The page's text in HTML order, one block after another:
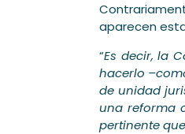
aparecen
“Es decir, la
hacerlo
de unidad
una reforma
pertinente